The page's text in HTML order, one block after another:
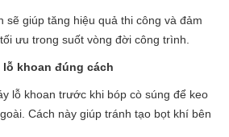
sẽ giúp tăng hiệu quả thi công và đảm
ưu trong suốt vòng đời công trình.
khoan đúng cách
lỗ khoan trước khi bóp cò súng để keo
Cách này giúp tránh tạo bọt khí bên